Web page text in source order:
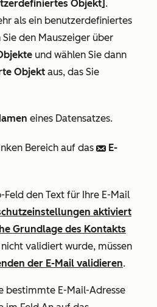
Objekt] .
als ein benutzerdefiniertes
den Mauszeiger über
und wählen Sie dann
Objekt aus, das Sie
eines Datensatzes.
Bereich auf das email E-
Feld den Text für Ihre E-Mail
aktiviert
Grundlage des Kontakts
nicht validiert wurde, müssen
der E-Mail validieren.
bestimmte E-Mail-Adresse